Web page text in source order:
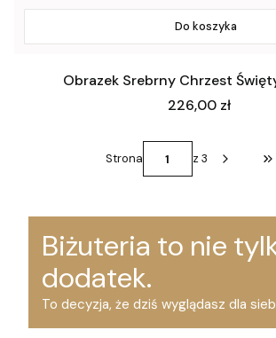
Do koszyka
Obrazek Srebrny Chrzest
Cena
226,00 zł
Strona z 3
Biżuteria to nie
dodatek.
To decyzja, że dziś wyglądasz dla